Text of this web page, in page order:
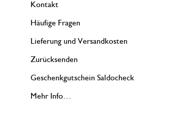
Kontakt
Häufige Fragen
Lieferung und Versandkosten
Zurücksenden
Geschenkgutschein Saldocheck
Mehr Info…